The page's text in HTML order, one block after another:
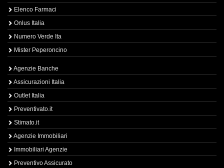
Elenco Farmaci
Onlus Italia
Numero Verde Ita
Mister Peperoncino
Agenzie Banche
Assicurazioni Italia
Outlet Italia
Preventivato.it
Stimato.it
Agenzie Immobiliari
Immobiliari Agenzie
Preventivo Assicurato